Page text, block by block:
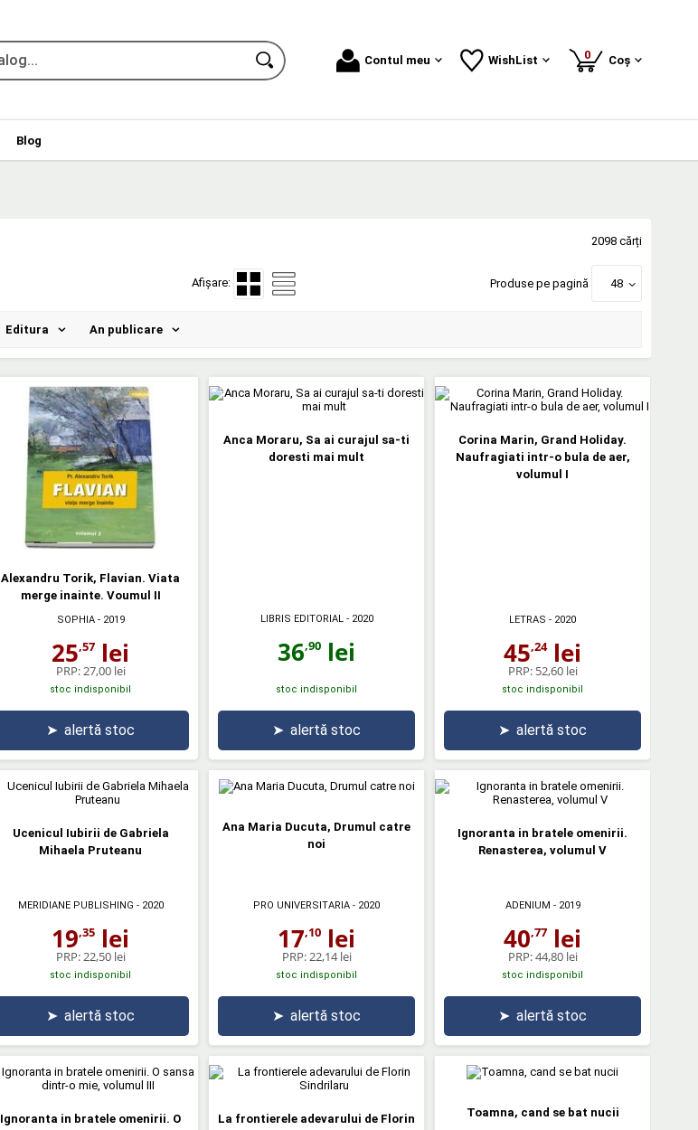
Contul meu WishList 0produse
Coș
Blog
2098 cărți
Afișare: Produse pe pagină 48
Editura An publicare
Alexandru Torik, Flavian. Viata
merge inainte. Voumul II
SOPHIA- 2019
25,57 lei
PRP: 27,00 lei
stoc indisponibil
➤ alertă stoc
Anca Moraru, Sa ai curajul sa-ti
doresti mai mult
LIBRIS EDITORIAL- 2020
36,90 lei
stoc indisponibil
➤ alertă stoc
Corina Marin, Grand Holiday.
Naufragiati intr-o bula de aer,
volumul I
LETRAS - 2020
45,24lei
PRP: 52,60 lei
stoc indisponibil
➤ alertă stoc
Ucenicul Iubirii de Gabriela
Mihaela Pruteanu
MERIDIANE PUBLISHING - 2020
19,35 lei
PRP: 22,50 lei
stoc indisponibil
➤ alertă stoc
Ana Maria Ducuta, Drumul catre
noi
PRO UNIVERSITARIA - 2020
17,10 lei
PRP: 22,14 lei
stoc indisponibil
➤ alertă stoc
Ignoranta in bratele omenirii.
Renasterea, volumul V
ADENIUM - 2019
40,77 lei
PRP:44,80 lei
stoc indisponibil
➤ alertă stoc
Ignoranta in bratele omenirii. O
La frontierele adevarului de Florin
Toamna, cand se bat nucii